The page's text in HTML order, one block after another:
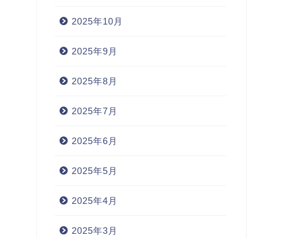
2025年10月
2025年9月
2025年8月
2025年7月
2025年6月
2025年5月
2025年4月
2025年3月